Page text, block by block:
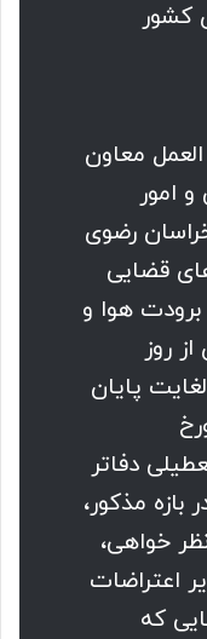
کشور
العمل معاون
امور
رضوى
قضایی
هوا و
روز
یکشنبه مورخ ۱۴۰۳/۰۹/۲۵ لغایت پایان
تعطیلى دفاتر
مذکور،
خواهى،
اعتراضات
که